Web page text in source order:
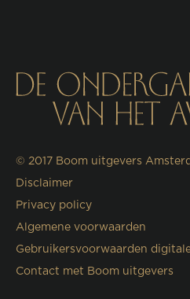
© 2017 Boom uitgevers
Disclaimer
Privacy policy
Algemene voorwaarden
Gebruikersvoorwaarden
Contact met Boom uitgevers